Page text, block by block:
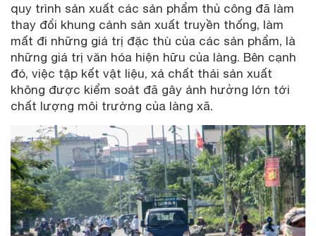
quy trình sản xuất các sản phẩm thủ công đã làm
thay đổi khung cảnh sản xuất truyền thống, làm
mất đi những giá trị đặc thù của các sản phẩm, là
những giá trị văn hóa hiện hữu của làng. Bên cạnh
đó, việc tập kết vật liệu, xả chất thải sản xuất
không được kiểm soát đã gây ảnh hưởng lớn tới
chất lượng môi trường của làng xã.